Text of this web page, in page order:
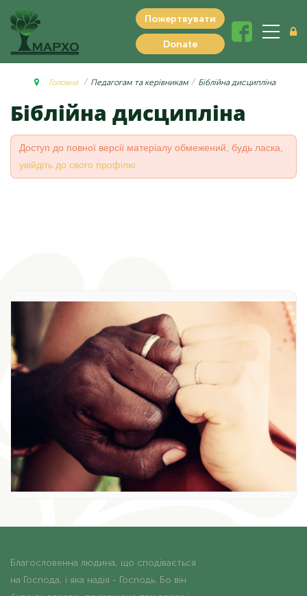
Пожертвувати
Donate
Головна Педагогам та керівникам Біблійна дисципліна
Біблійна дисципліна
Доступ до повної версії матеріалу обмежений, будь ласка,
увійдіть до свого профілю.
Благословенна людина, що сподівається
на Господа, і яка надія - Господь. Бо він